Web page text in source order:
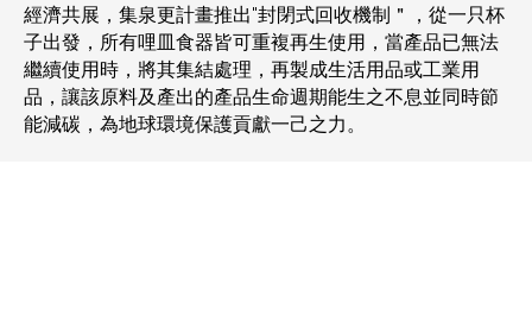
經濟共展，集泉更計畫推出"封閉式回收機制＂，從一只杯
子出發，所有哩皿食器皆可重複再生使用，當產品已無法
繼續使用時，將其集結處理，再製成生活用品或工業用
品，讓該原料及產出的產品生命週期能生之不息並同時節
能減碳，為地球環境保護貢獻一己之力。